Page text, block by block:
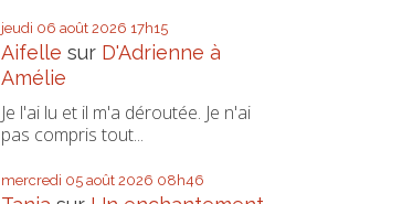
jeudi 06 août 2026 17h15
Aifelle sur D'Adrienne à
Amélie
Je l'ai lu et il m'a déroutée. Je n'ai
pas compris tout...
mercredi 05 août 2026 08h46